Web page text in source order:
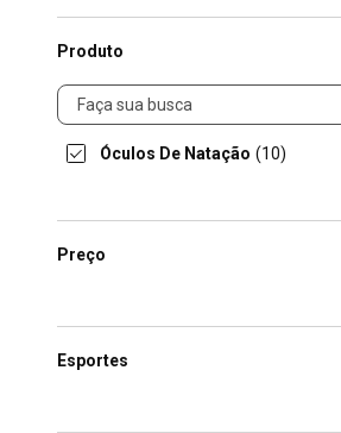
Produto
Produto
Óculos De Natação (10)
Preço
Esportes